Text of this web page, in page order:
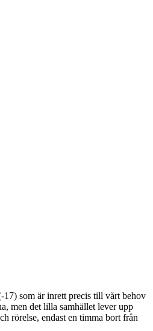
som är inrett precis till vårt behov
men det lilla samhället lever upp
rörelse, endast en timma bort från